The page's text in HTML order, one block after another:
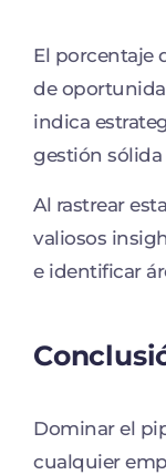
El porcentaje
de
indica
gestión
Al rastrear
valiosos
e identificar
Dominar el
cualquier